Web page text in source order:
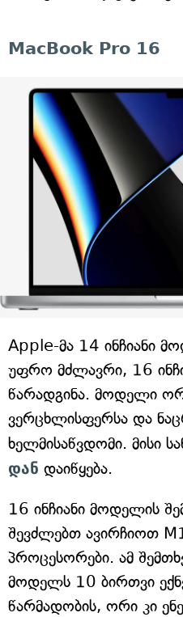
MacBook Pro 16
Apple-მა 14 ინჩიანი
უფრო მძლავრი, 16
წარადგინა. მოდელი
ვერცხლისფერსა და
ხელმისაწვდომი. მისი
დან დაიწყება.
16 ინჩიანი მოდელის
შევძლებთ ავირჩიოთ
პროცესორები. ამ
მოდელს 10 ბირთვი
წარმადობის, ორი კი